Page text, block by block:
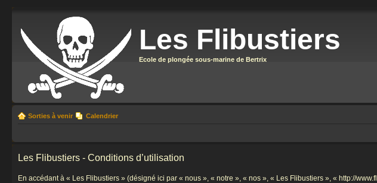
Les Flibustiers
Ecole de plongée sous-marine de Bertrix
Sorties à venir Calendrier
Les Flibustiers - Conditions d’utilisation
En accédant à « Les Flibustiers » (désigné ici par « nous », « notre », « nos », « Les Flibustiers », « http://